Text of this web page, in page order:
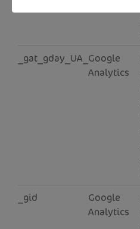
_gat_gday_UA_ Google
Analytics
_gid
Google
Analytics